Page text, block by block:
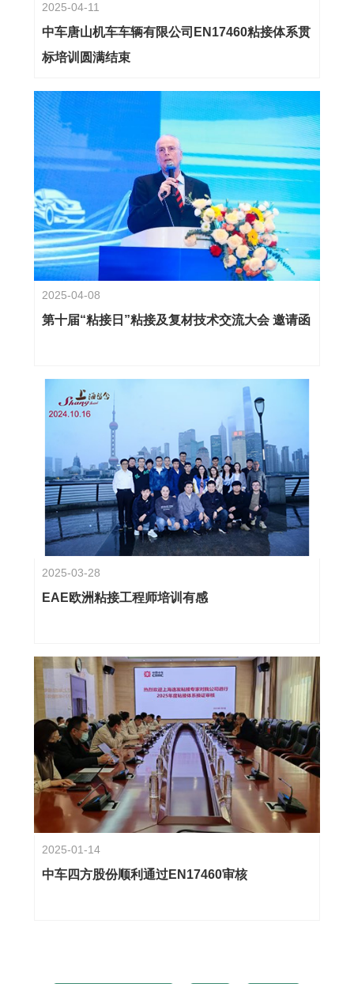
2025-04-11
中车唐山机车车辆有限公司EN17460粘接体系贯
标培训圆满结束
2025-04-08
第十届“粘接日”粘接及复材技术交流大会 邀请函
2025-03-28
EAE欧洲粘接工程师培训有感
2025-01-14
中车四方股份顺利通过EN17460审核